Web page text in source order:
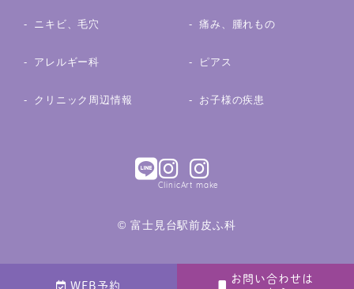
WEB予約
お問い合わせは
ニキビ、毛穴 痛み、腫れもの
アレルギー科 ピアス
クリニック周辺情報 お子様の疾患
ClinicArt make
© 富士見台駅前皮ふ科